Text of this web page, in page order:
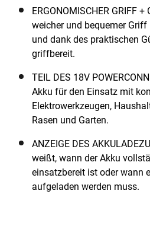
orangefarbene
recyceltem Material von
Planeten nachhaltig
POWERCONNECT™-Systems
Akkuwerkzeugen**. Dieses
2,0Ah Akku mit
Ladegerät geliefert. *Das
einen Drittanbieter im Rahmen
**Ausgenommen BCD900
ERGONOMISCHER GRIFF +
weicher und bequemer Griff
und dank des praktischen
griffbereit.
TEIL DES 18V
Akku für den Einsatz mit
Elektrowerkzeugen,
Rasen und Garten.
ANZEIGE DES
weißt, wann der Akku
einsatzbereit ist oder wann
aufgeladen werden muss.